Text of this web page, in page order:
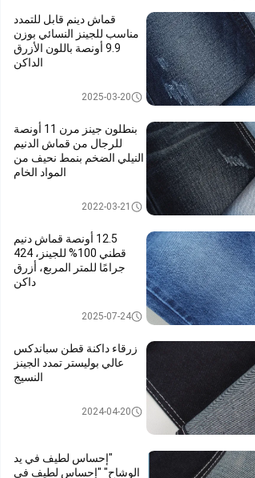
قماش دينم قابل للتمدد
مناسب للجينز النسائي بوزن
9.9 أونصة باللون الأزرق
الداكن
تمتد قماش الدينيم2025-03-20
بنطلون جينز مرن 11 أونصة
للرجال من قماش الدنيم
النيلي الضخم بنمط نحيف من
المواد الخام
نسيج قطن بوليستر سبانديكس دين
2022-03-21
12.5 أونصة قماش دنيم
قطني 100% للجينز، 424
جرامًا للمتر المربع، أزرق
داكن
100 نسيج قطن دينم
2025-07-24
زرقاء داكنة قطن سباندكس
عالي بوليستر تمدد الجينز
النسيج
تمتد قماش الدينيم2024-04-20
"إحساس لطيف في يد
الوشاح" "إحساس لطيف في